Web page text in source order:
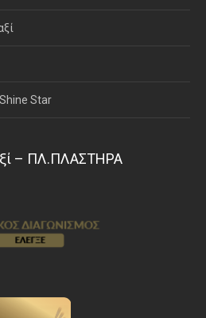
Star
– ΠΛ.ΠΛΑΣΤΗΡΑ